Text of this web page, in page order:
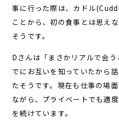
事に行った際は、カドル
ことから、初の食事とは思え
そうです。
Dさんは「まさかリアルで会
でにお互いを知っていたから
たそうです。現在も仕事の場
ながら、プライベートでも適
を続けています。